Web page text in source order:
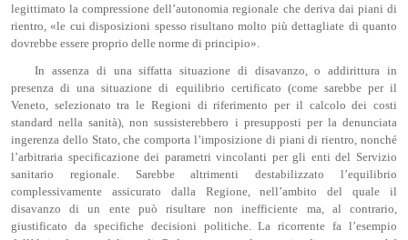
legittimato la compressione dell’autonomia regionale che deriva dai piani di
rientro, «le cui disposizioni spesso risultano molto più dettagliate di quanto
dovrebbe essere proprio delle norme di principio».
In assenza di una siffatta situazione di disavanzo, o addirittura in
presenza di una situazione di equilibrio certificato (come sarebbe per il
Veneto, selezionato tra le Regioni di riferimento per il calcolo dei costi
standard nella sanità), non sussisterebbero i presupposti per la denunciata
ingerenza dello Stato, che comporta l’imposizione di piani di rientro, nonché
l’arbitraria specificazione dei parametri vincolanti per gli enti del Servizio
sanitario regionale. Sarebbe altrimenti destabilizzato l’equilibrio
complessivamente assicurato dalla Regione, nell’ambito del quale il
disavanzo di un ente può risultare non inefficiente ma, al contrario,
giustificato da specifiche decisioni politiche. La ricorrente fa l’esempio